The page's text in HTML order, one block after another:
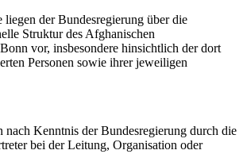
liegen der Bundesregierung über die
Struktur des Afghanischen
vor, insbesondere hinsichtlich der dort
Personen sowie ihrer jeweiligen
nach Kenntnis der Bundesregierung durch die
bei der Leitung, Organisation oder